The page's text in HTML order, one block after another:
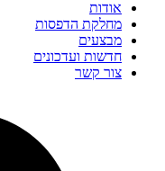
אודות
מחלקת הדפסות
מבצעים
חדשות ועדכונים
צור קשר